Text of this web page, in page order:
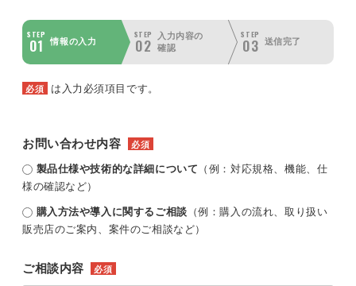
STEP
01 情報の入力
STEP
02
入力内容の
確認
STEP
03 送信完了
必須 は入力必須項目です。
お問い合わせ内容 必須
製品仕様や技術的な詳細について （例：対応規格、機能、仕
様の確認など）
購入方法や導入に関するご相談 （例：購入の流れ、取り扱い
販売店のご案内、案件のご相談など）
ご相談内容 必須